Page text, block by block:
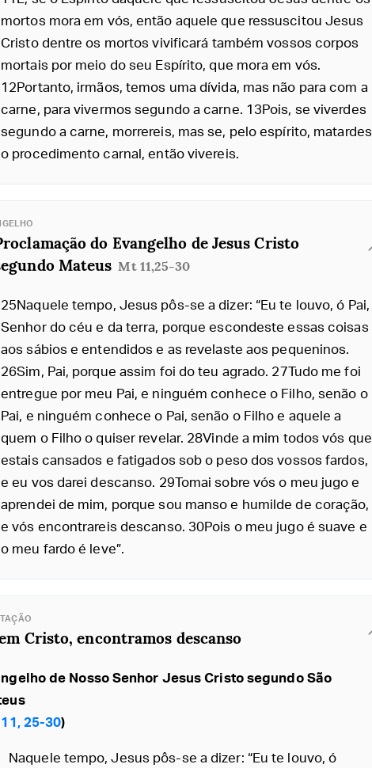
mortos mora em vós, então aquele que ressuscitou Jesus
Cristo dentre os mortos vivificará também vossos corpos
mortais por meio do seu Espírito, que mora em vós.
12Portanto, irmãos, temos uma dívida, mas não para com a
carne, para vivermos segundo a carne. 13Pois, se viverdes
segundo a carne, morrereis, mas se, pelo espírito, matardes
o procedimento carnal, então vivereis.
do Evangelho de Jesus Cristo
Mateus Mt 11,25-30
25Naquele tempo, Jesus pôs-se a dizer: “Eu te louvo, ó Pai,
Senhor do céu e da terra, porque escondeste essas coisas
aos sábios e entendidos e as revelaste aos pequeninos.
26Sim, Pai, porque assim foi do teu agrado. 27Tudo me foi
entregue por meu Pai, e ninguém conhece o Filho, senão o
Pai, e ninguém conhece o Pai, senão o Filho e aquele a
quem o Filho o quiser revelar. 28Vinde a mim todos vós que
estais cansados e fatigados sob o peso dos vossos fardos,
e eu vos darei descanso. 29Tomai sobre vós o meu jugo e
aprendei de mim, porque sou manso e humilde de coração,
e vós encontrareis descanso. 30Pois o meu jugo é suave e
o meu fardo é leve”.
Cristo, encontramos descanso
de Nosso Senhor Jesus Cristo segundo São
25-30)
Naquele tempo, Jesus pôs-se a dizer: “Eu te louvo, ó